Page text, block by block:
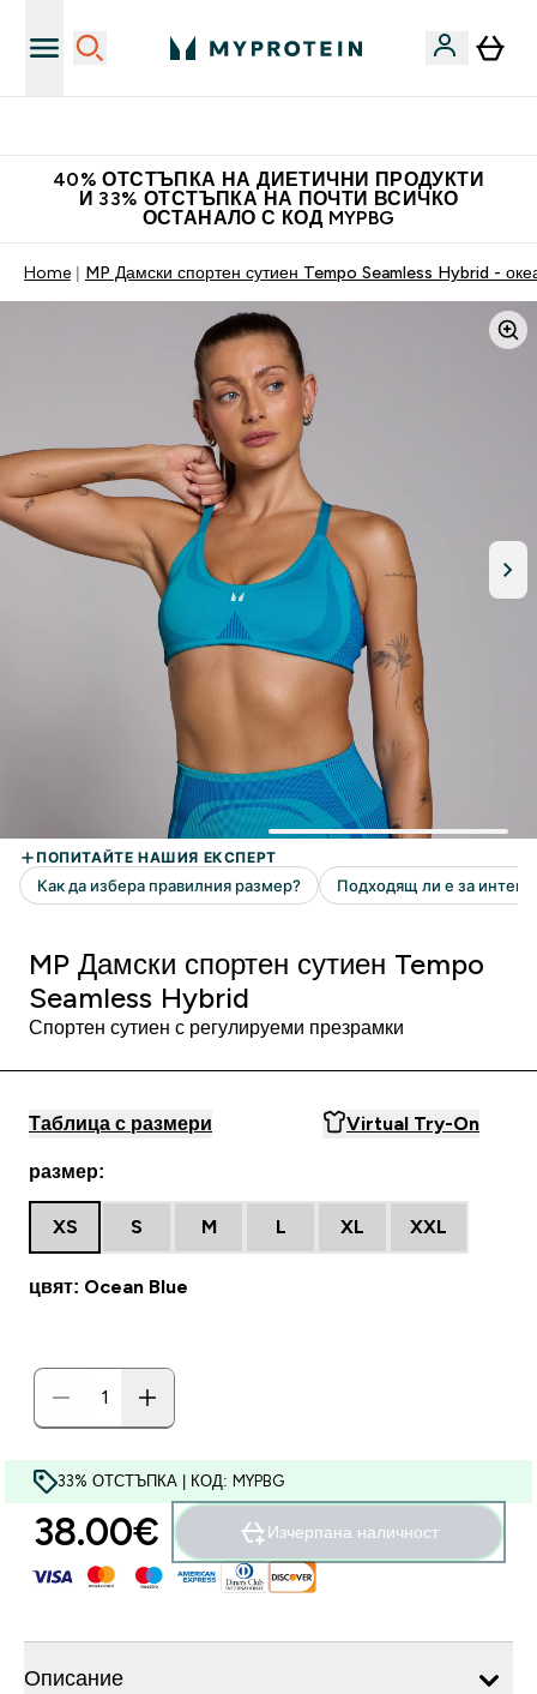
40% ОТСТЪПКА НА ДИЕТИЧНИ ПРОДУКТИ
И 33% ОТСТЪПКА НА ПОЧТИ ВСИЧКО
ОСТАНАЛО С КОД MYPBG
Home MP Дамски спортен сутиен Tempo Seamless Hybrid -
MP Дамски спортен сутиен Tempo
Seamless Hybrid
Спортен сутиен с регулируеми презрамки
Таблица с размери Virtual Try-On
размер:
XS S M L XL XXL
цвят: Ocean Blue
33% ОТСТЪПКА | КОД: MYPBG
38.00€‎ Изчерпана наличност
Описание